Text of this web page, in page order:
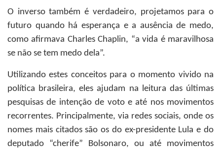
O inverso também é verdadeiro, projetamos para o
futuro quando há esperança e a ausência de medo,
como afirmava Charles Chaplin, “a vida é maravilhosa
se não se tem medo dela”.
Utilizando estes conceitos para o momento vivido na
política brasileira, eles ajudam na leitura das últimas
pesquisas de intenção de voto e até nos movimentos
recorrentes. Principalmente, via redes sociais, onde os
nomes mais citados são os do ex-presidente Lula e do
deputado “cherife” Bolsonaro, ou até movimentos